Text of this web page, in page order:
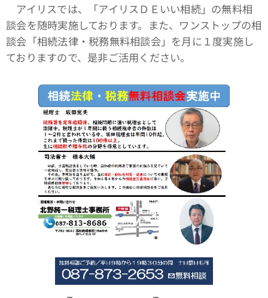
アイリスでは、「アイリスＤＥいい相続」の無料相
談会を随時実施しております。また、ワンストップの相
談会「相続法律・税務無料相談会」を月に１度実施し
ておりますので、是非ご活用ください。